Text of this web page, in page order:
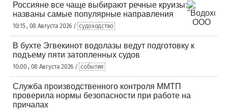
Россияне все чаще выбирают речные круизы:
названы самые популярные направления
10:15 , 08 Августа 2026 / судоходство
В бухте Эгвекинот водолазы ведут подготовку к
подъему пяти затопленных судов
10:00 , 08 Августа 2026 / события
Служба производственного контроля ММТП
проверила нормы безопасности при работе на
причалах